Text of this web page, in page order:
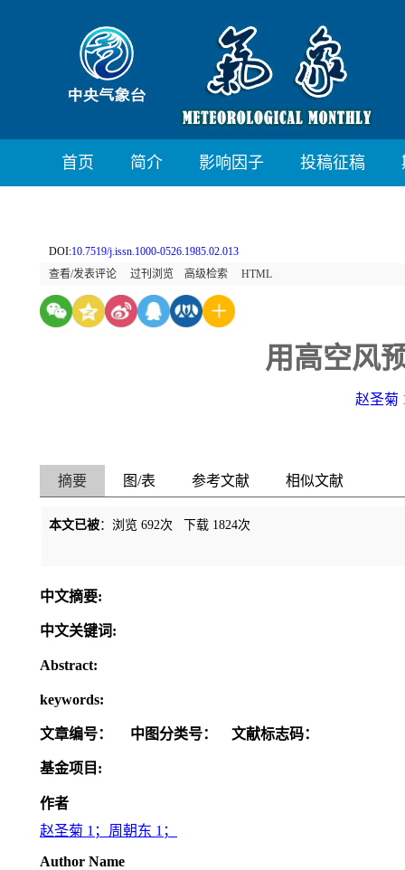
首页 简介 影响因子 投稿征稿
DOI:10.7519/j.issn.1000-0526.1985.02.013
查看/发表评论
过刊浏览 高级检索 HTML
用高空风
赵圣菊
摘要 图/表 参考文献 相似文献
本文已被：浏览 692次 下载 1824次
中文摘要:
中文关键词:
Abstract:
keywords:
文章编号： 中图分类号： 文献标志码：
基金项目:
作者
赵圣菊 1；周朝东 1；
Author Name